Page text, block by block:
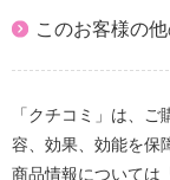
このお客様の
「クチコミ」は、
容、効果、効能を保
商品情報については